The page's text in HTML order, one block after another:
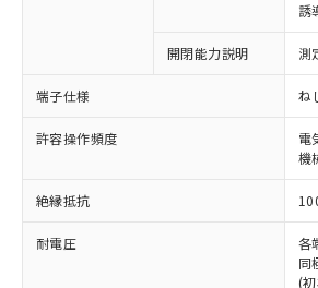
誘
開閉能力説明 測
端子仕様 ね
許容操作頻度
電
機
絶縁抵抗
耐電圧
各
同
(
以下の条件をお読みいただき
本サービスは、当社制御
商品の当社在庫状況およ
(税抜)を提供させていた
当社制御機器事業取扱商
本サービスの対象外とな
ことをご了承ください。
在庫状況および標準価格
対応予定なし：EU RoHS指令
非含有に非対応の商品で、対
調査・確認中：EU RoHS指令
非含有の対応状況を調査中また
商品です。
害物質有無と関係のない商品で
仕入先様の事情により、非含
いたものが、含有品と判明した
むを得ず変更することがありま
「○」：最大均質材料含有率が
基準値以下であることを示しま
「×」：最大均質材料含有率が
基準値を超えていることを示し
「－」：未確認です。当社販
当社は、これら貴社製品
為替および外国貿易法に